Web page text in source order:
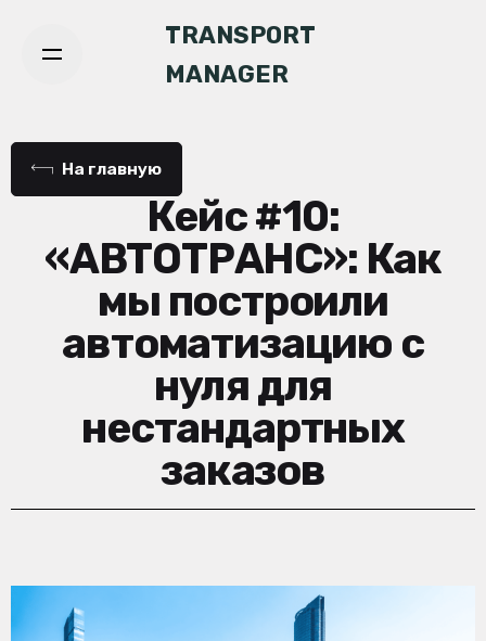
TRANSPORT
MANAGER
На главную
Кейс #10:
«АВТОТРАНС»: Как
мы построили
автоматизацию с
нуля для
нестандартных
заказов